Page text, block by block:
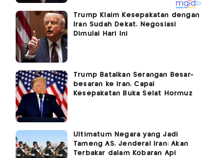
Trump Klaim Kesepakatan dengan
Iran Sudah Dekat, Negosiasi
Dimulai Hari Ini
Trump Batalkan Serangan Besar-
besaran ke Iran, Capai
Kesepakatan Buka Selat Hormuz
Ultimatum Negara yang Jadi
Tameng AS, Jenderal Iran: Akan
Terbakar dalam Kobaran Api